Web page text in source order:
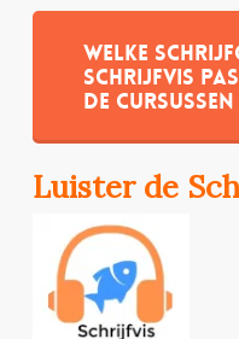
Welke
Schrijfvis
de cursussen
Luister de